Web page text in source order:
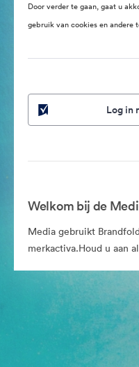
Door verder te gaan, gaat u
gebruik van cookies en andere
Log in
Welkom bij de
Media gebruikt
merkactiva.Houd u aan